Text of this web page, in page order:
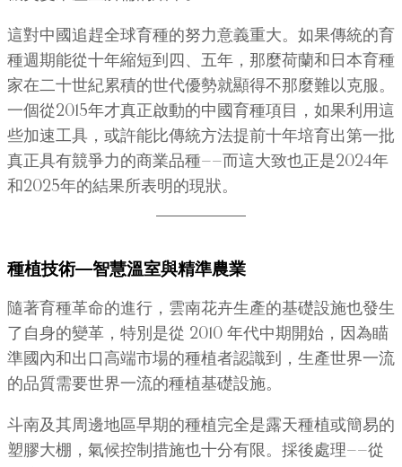
這對中國追趕全球育種的努力意義重大。如果傳統的育
種週期能從十年縮短到四、五年，那麼荷蘭和日本育種
家在二十世紀累積的世代優勢就顯得不那麼難以克服。
一個從2015年才真正啟動的中國育種項目，如果利用這
些加速工具，或許能比傳統方法提前十年培育出第一批
真正具有競爭力的商業品種——而這大致也正是2024年
和2025年的結果所表明的現狀。
種植技術—智慧溫室與精準農業
隨著育種革命的進行，雲南花卉生產的基礎設施也發生
了自身的變革，特別是從 2010 年代中期開始，因為瞄
準國內和出口高端市場的種植者認識到，生產世界一流
的品質需要世界一流的種植基礎設施。
斗南及其周邊地區早期的種植完全是露天種植或簡易的
塑膠大棚，氣候控制措施也十分有限。採後處理——從